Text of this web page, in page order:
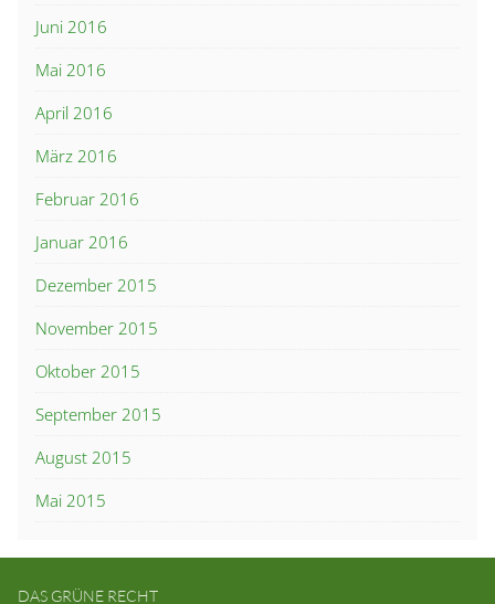
Juni 2016
Mai 2016
April 2016
März 2016
Februar 2016
Januar 2016
Dezember 2015
November 2015
Oktober 2015
September 2015
August 2015
Mai 2015
DAS GRÜNE RECHT